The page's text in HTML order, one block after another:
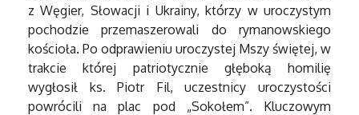
z Węgier, Słowacji i Ukrainy, którzy w uroczystym
pochodzie przemaszerowali do rymanowskiego
kościoła. Po odprawieniu uroczystej Mszy świętej, w
trakcie której patriotycznie głęboką homilię
wygłosił ks. Piotr Fil, uczestnicy uroczystości
powrócili na plac pod „Sokołem”. Kluczowym